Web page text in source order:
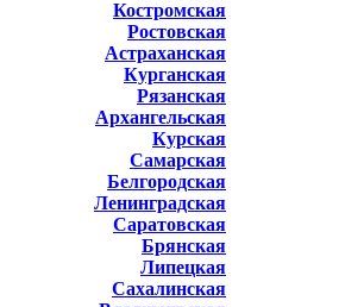
Костромская
Ростовская
Астраханская
Курганская
Рязанская
Архангельская
Курская
Самарская
Белгородская
Ленинградская
Саратовская
Брянская
Липецкая
Сахалинская